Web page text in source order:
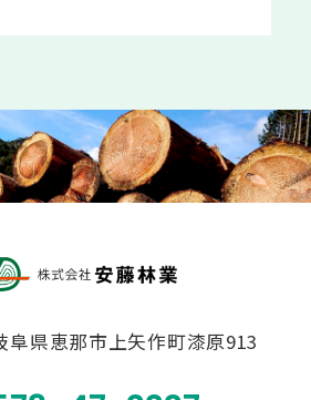
阜県恵那市上矢作町漆原913